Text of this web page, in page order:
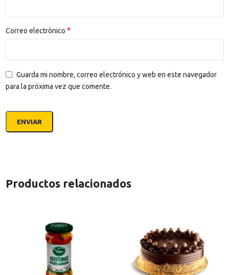
Correo electrónico *
Guarda mi nombre, correo electrónico y web en este navegador
para la próxima vez que comente.
Productos relacionados